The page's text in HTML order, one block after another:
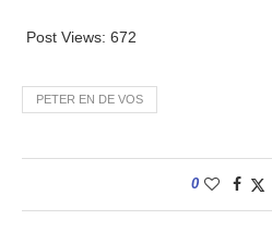
Post Views: 672
PETER EN DE VOS
0